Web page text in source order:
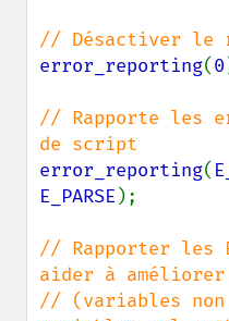
error_reporting(0
// Rapporte les
error_reporting(
E_PARSE );
// Rapporter les
aider à
// (variables